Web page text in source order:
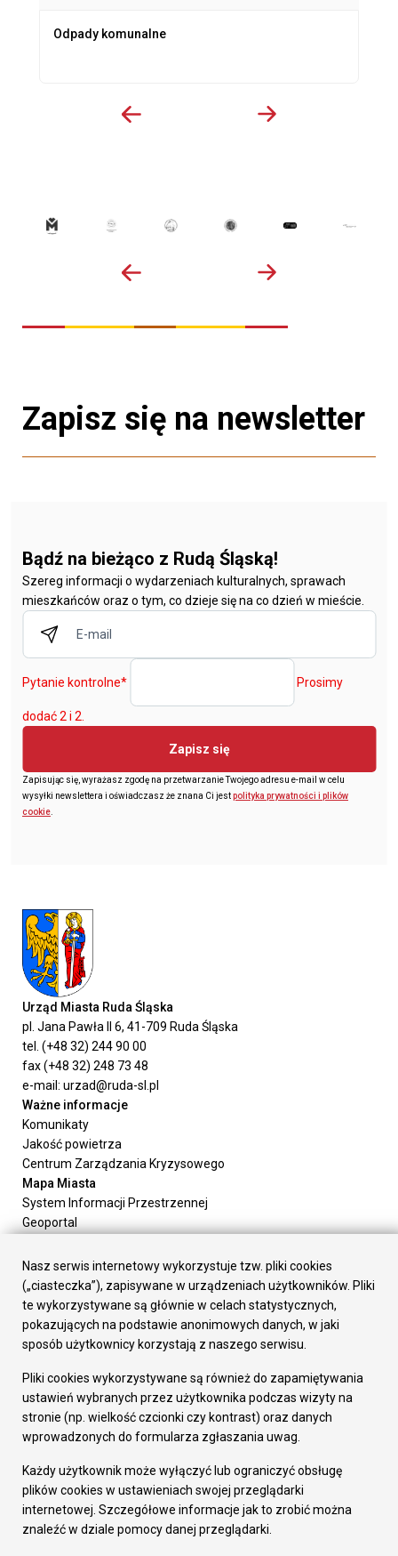
Odpady komunalne
Zapisz się na newsletter
Bądź na bieżąco z Rudą Śląską!
Szereg informacji o wydarzeniach kulturalnych, sprawach
mieszkańców oraz o tym, co dzieje się na co dzień w mieście.
Pytanie kontrolne* Prosimy
dodać 2 i 2.
Zapisz się
Zapisując się, wyrażasz zgodę na przetwarzanie Twojego adresu e-mail w celu
wysyłki newslettera i oświadczasz że znana Ci jestpolityka prywatności i plików
cookie
Urząd Miasta Ruda Śląska
pl. Jana Pawła II 6, 41-709 Ruda Śląska
tel. (+48 32) 244 90 00
fax (+48 32) 248 73 48
e-mail: urzad@ruda-sl.pl
Ważne informacje
Komunikaty
Jakość powietrza
Centrum Zarządzania Kryzysowego
Mapa Miasta
System Informacji Przestrzennej
Geoportal
Załatw sprawę
Prezydent Miasta
Rada Miasta
Wydziały
Elektroniczna Skrzynka Podawcza
Gospodarka
Fundusze europejskie
Środki krajowe
Oferty inwestycyjne
Pozostałe
Deklaracja dostępności
Dane osobowe
Dodaj opinię o witrynie
Nasz serwis internetowy wykorzystuje tzw. pliki cookies
(„ciasteczka”), zapisywane w urządzeniach użytkowników. Pliki
te wykorzystywane są głównie w celach statystycznych,
pokazujących na podstawie anonimowych danych, w jaki
sposób użytkownicy korzystają z naszego serwisu.
Pliki cookies wykorzystywane są również do zapamiętywania
ustawień wybranych przez użytkownika podczas wizyty na
stronie (np. wielkość czcionki czy kontrast) oraz danych
wprowadzonych do formularza zgłaszania uwag.
Każdy użytkownik może wyłączyć lub ograniczyć obsługę
plików cookies w ustawieniach swojej przeglądarki
internetowej. Szczegółowe informacje jak to zrobić można
znaleźć w dziale pomocy danej przeglądarki.